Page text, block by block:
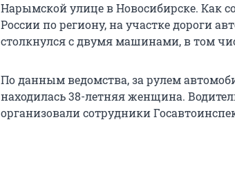
Нарымской улице в Новосибирске. Как
России по региону, на участке дороги
столкнулся с двумя машинами, в том
По данным ведомства, за рулем
находилась 38-летняя женщина.
организовали сотрудники